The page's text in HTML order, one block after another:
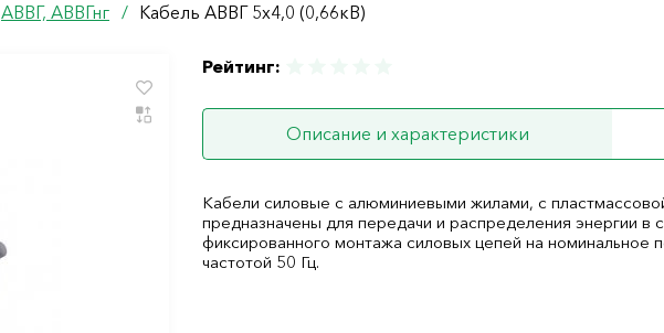
АВВГ, АВВГнг / Кабель АВВГ 5х4,0 (0,66кВ)
Рейтинг:
Описание и характеристики
Кабели силовые с алюминиевыми жилами, с
предназначены для передачи и распределения энергии в
фиксированного монтажа силовых цепей на
частотой 50 Гц.